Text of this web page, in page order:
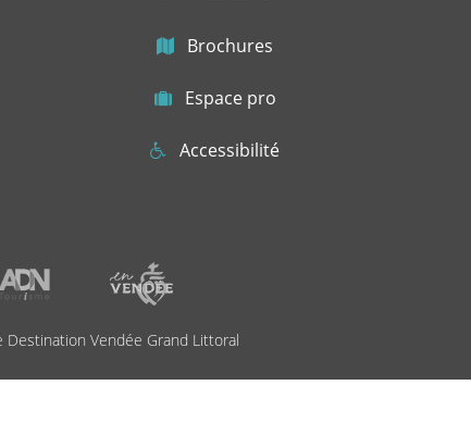
Brochures
Espace pro
Accessibilité
Vendée Grand Littoral